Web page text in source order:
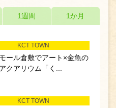
1週間 1か月
KCT TOWN
ール倉敷でアート×金魚の
クアリウム「く...
KCT TOWN